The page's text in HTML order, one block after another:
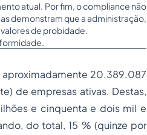
atual. Por fim, o compliance não
demonstram que a administração,
de probidade.
aproximadamente 20.389.087
de empresas ativas. Destas,
e cinquenta e dois mil e
do total, 15 % (quinze por